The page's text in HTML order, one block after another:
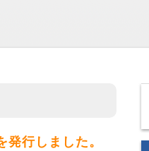
行しました。